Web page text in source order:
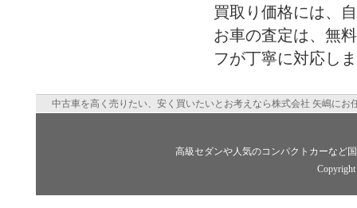
買取り価格には、
お車の査定は、無
フが丁寧に対応し
中古車を高く売りたい、安く買いたいとお考えなら株式会社 矢嶋に
高級セダンや人気のコンパクトカーなど